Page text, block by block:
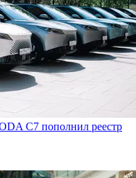
C7 пополнил реестр